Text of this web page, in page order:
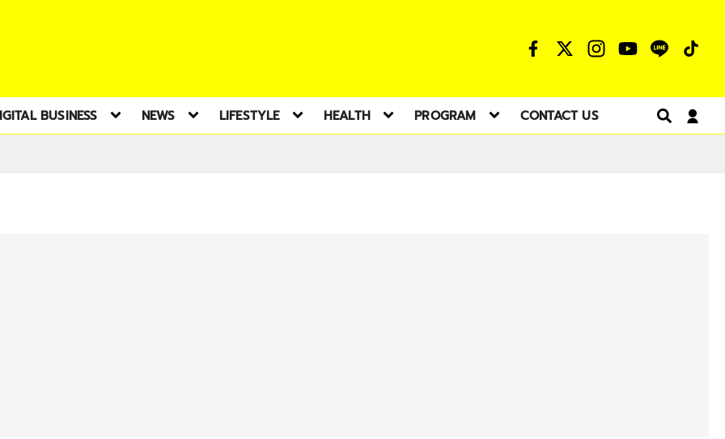
BUSINESS NEWS LIFESTYLE HEALTH PROGRAM CONTACT US